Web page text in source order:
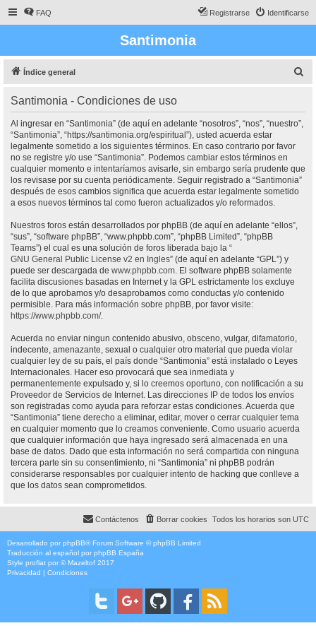
FAQ Identificarse
Registrarse
Santimonia
Índice general
Santimonia - Condiciones de uso
Al ingresar en “Santimonia” (de aquí en adelante “nosotros”, “nos”, “nuestro”,
“Santimonia”, “https://santimonia.org/espiritual”), usted acuerda estar
legalmente sometido a los siguientes términos. En caso contrario por favor
no se registre y/o use “Santimonia”. Podemos cambiar estos términos en
cualquier momento e intentaríamos avisarle, sin embargo sería prudente que
los revisase por su cuenta periódicamente. Seguir registrado a “Santimonia”
después de esos cambios significa que acuerda estar legalmente sometido
a esos nuevos términos tal como fueron actualizados y/o reformados.
Nuestros foros están desarrollados por phpBB (de aquí en adelante “ellos”,
“sus”, “software phpBB”, “www.phpbb.com”, “phpBB Limited”, “phpBB
Teams”) el cual es una solución de foros liberada bajo la “
GNU General Public License v2 en Ingles” (de aquí en adelante “GPL”) y
puede ser descargada de www.phpbb.com. El software phpBB solamente
facilita discusiones basadas en Internet y la GPL estrictamente los excluye
de lo que aprobamos y/o desaprobamos como conductas y/o contenido
permisible. Para más información sobre phpBB, por favor visite:
https://www.phpbb.com/.
Acuerda no enviar ningun contenido abusivo, obsceno, vulgar, difamatorio,
indecente, amenazante, sexual o cualquier otro material que pueda violar
cualquier ley de su país, el país donde “Santimonia” está instalado o Leyes
Internacionales. Hacer eso provocará que sea inmediata y
permanentemente expulsado y, si lo creemos oportuno, con notificación a su
Proveedor de Servicios de Internet. Las direcciones IP de todos los envíos
son registradas como ayuda para reforzar estas condiciones. Acuerda que
“Santimonia” tiene derecho a eliminar, editar, mover o cerrar cualquier tema
en cualquier momento que lo creamos conveniente. Como usuario acuerda
que cualquier información que haya ingresado será almacenada en una
base de datos. Dado que esta información no será compartida con ninguna
tercera parte sin su consentimiento, ni “Santimonia” ni phpBB podrán
considerarse responsables por cualquier intento de hacking que conlleve a
que los datos sean comprometidos.
Todos los horarios son UTC
Borrar cookies
Contáctenos
Desarrollado por phpBB® Forum Software © phpBB Limited
Traducción al español por phpBB España
Style proflat por ©Mazeltof 2017
Privacidad | Condiciones